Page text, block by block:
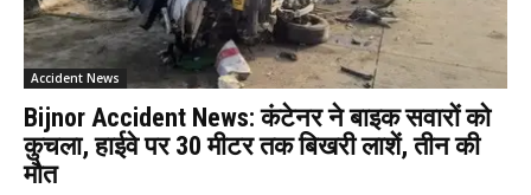
Accident News
Bijnor Accident News: कंटेनर ने बाइक सवारों को
कुचला, हाईवे पर 30 मीटर तक बिखरी लाशें, तीन की
मौत